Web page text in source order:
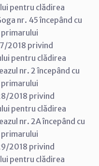
pentru clădirea
nr. 45 începând cu
2018 privind
pentru clădirea
nr. 2 începând cu
2018 privind
pentru clădirea
nr. 2A începând cu
2018 privind
pentru clădirea